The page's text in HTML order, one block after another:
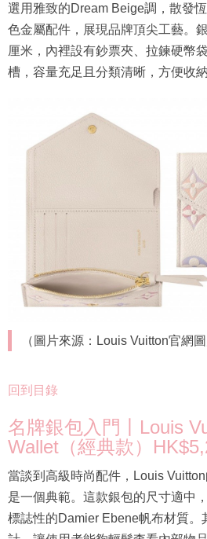
選用雅致的Dream Beige調，散發
色金屬配件，展現品牌頂尖工藝。
厘米，內裡設有鈔票夾、拉鍊硬幣
槽，容量充足且分類清晰，方便收
（圖片來源：Louis Vuitton官網圖
回到目錄
名牌銀包入門丨Louis
Wallet（經典款）
當談到高級時尚配件，Louis
是一個典範。這款銀包的尺寸適中
標誌性的Damier Ebene帆布材質。